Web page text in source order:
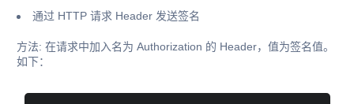
通过 HTTP 请求 Header 发送签名
方法: 在请求中加入名为 Authorization 的 Header，值为签名值。
如下：